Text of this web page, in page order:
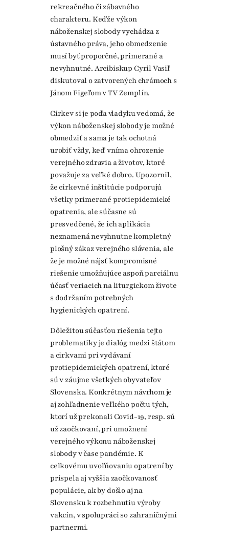
rekreačného či zábavného
charakteru. Keďže výkon
náboženskej slobody vychádza z
ústavného práva, jeho obmedzenie
musí byť proporčné, primerané a
nevyhnutné. Arcibiskup Cyril Vasiľ
diskutoval o zatvorených chrámoch s
Jánom Figeľom v TV Zemplín.
Cirkev si je podľa vladyku vedomá, že
výkon náboženskej slobody je možné
obmedziť a sama je tak ochotná
urobiť vždy, keď vníma ohrozenie
verejného zdravia a životov, ktoré
považuje za veľké dobro. Upozornil,
že cirkevné inštitúcie podporujú
všetky primerané protiepidemické
opatrenia, ale súčasne sú
presvedčené, že ich aplikácia
neznamená nevyhnutne kompletný
plošný zákaz verejného slávenia, ale
že je možné nájsť kompromisné
riešenie umožňujúce aspoň parciálnu
účasť veriacich na liturgickom živote
s dodržaním potrebných
hygienických opatrení.
Dôležitou súčasťou riešenia tejto
problematiky je dialóg medzi štátom
a cirkvami pri vydávaní
protiepidemických opatrení, ktoré
sú v záujme všetkých obyvateľov
Slovenska. Konkrétnym návrhom je
aj zohľadnenie veľkého počtu tých,
ktorí už prekonali Covid-19, resp. sú
už zaočkovaní, pri umožnení
verejného výkonu náboženskej
slobody v čase pandémie. K
celkovému uvoľňovaniu opatrení by
prispela aj vyššia zaočkovanosť
populácie, ak by došlo aj na
Slovensku k rozbehnutiu výroby
vakcín, v spolupráci so zahraničnými
partnermi.